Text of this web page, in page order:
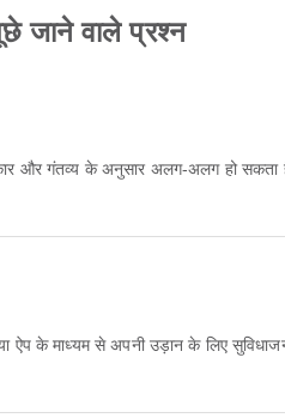
जाने वाले प्रश्न